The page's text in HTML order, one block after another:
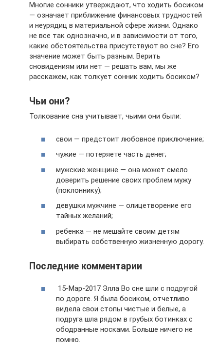
Многие сонники утверждают, что ходить босиком
— означает приближение финансовых трудностей
и неурядиц в материальной сфере жизни. Однако
не все так однозначно, и в зависимости от того,
какие обстоятельства присутствуют во сне? Его
значение может быть разным. Верить
сновидениям или нет — решать вам, мы же
расскажем, как толкует сонник ходить босиком?
Чьи они?
Толкование сна учитывает, чьими они были:
свои — предстоит любовное приключение;
чужие — потеряете часть денег;
мужские женщине — она может смело
доверить решение своих проблем мужу
(поклоннику);
девушки мужчине — олицетворение его
тайных желаний;
ребенка — не мешайте своим детям
выбирать собственную жизненную дорогу.
Последние комментарии
15-Мар-2017 Элла Во сне шли с подругой
по дороге. Я была босиком, отчетливо
видела свои стопы чистые и белые, а
подруга шла рядом в грубых ботинках с
ободранные носками. Больше ничего не
помню.